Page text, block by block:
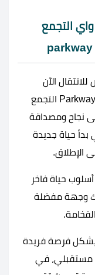
التجمع
الآن
لمشروعها الأحدث كمبوند Parkway Residence التجمع
نجاح ومصداقة
حياة جديدة
الإطلاق.
حياة فاخر
وجهة مفضلة
يشكل فرصة فريدة
مستقبلي، في